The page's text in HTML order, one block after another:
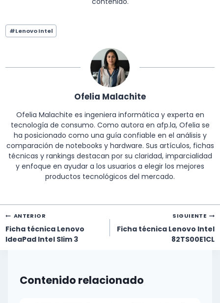
Etiquetas
de
#Lenovo Intel
Ofelia Malachite
Ofelia Malachite es ingeniera informática y experta en
tecnología de consumo. Como autora en afp.la, Ofelia se
ha posicionado como una guía confiable en el análisis y
comparación de notebooks y hardware. Sus artículos, fichas
técnicas y rankings destacan por su claridad, imparcialidad
y enfoque en ayudar a los usuarios a elegir los mejores
productos tecnológicos del mercado.
Navegación
de
entradas
ANTERIOR
Ficha técnica Lenovo
IdeaPad Intel Slim 3
SIGUIENTE
Ficha técnica Lenovo Intel
82TS00E1CL
Contenido relacionado